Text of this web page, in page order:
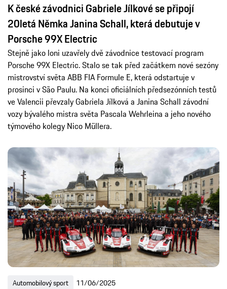
K české závodnici Gabriele Jílkové se připojí
20letá Němka Janina Schall, která debutuje v
Porsche 99X Electric
Stejně jako loni uzavřely dvě závodnice testovací program
Porsche 99X Electric. Stalo se tak před začátkem nové sezóny
mistrovství světa ABB FIA Formule E, která odstartuje v
prosinci v São Paulu. Na konci oficiálních předsezónních testů
ve Valencii převzaly Gabriela Jílková a Janina Schall závodní
vozy bývalého mistra světa Pascala Wehrleina a jeho nového
týmového kolegy Nico Müllera.
Automobilový sport 11/06/2025